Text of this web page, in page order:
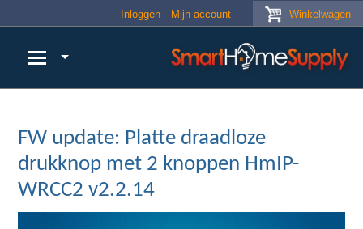
Winkelwagen
Inloggen Mijn account
FW update: Platte draadloze
drukknop met 2 knoppen HmIP-
WRCC2 v2.2.14